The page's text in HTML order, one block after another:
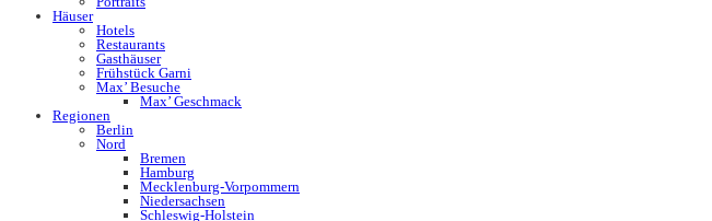
Häuser
Hotels
Restaurants
Gasthäuser
Frühstück Garni
Max’ Besuche
Max’ Geschmack
Regionen
Berlin
Nord
Bremen
Hamburg
Mecklenburg-Vorpommern
Niedersachsen
Schleswig-Holstein